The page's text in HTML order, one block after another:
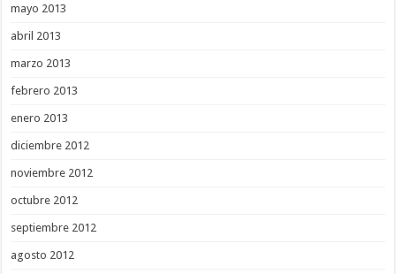
mayo 2013
abril 2013
marzo 2013
febrero 2013
enero 2013
diciembre 2012
noviembre 2012
octubre 2012
septiembre 2012
agosto 2012